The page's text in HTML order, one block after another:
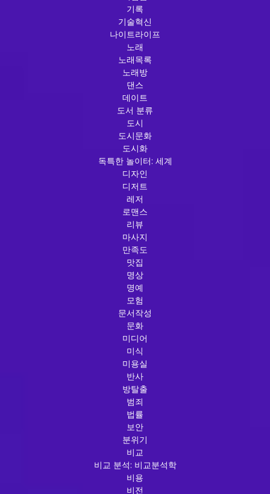
기록
기술혁신
나이트라이프
노래
노래목록
노래방
댄스
데이트
도서 분류
도시
도시문화
도시화
독특한 놀이터: 세계
디자인
디저트
레저
로맨스
리뷰
마사지
만족도
맛집
명상
명예
모험
문서작성
문화
미디어
미식
미용실
반사
방탈출
범죄
법률
보안
분위기
비교
비교 분석: 비교분석학
비용
비전